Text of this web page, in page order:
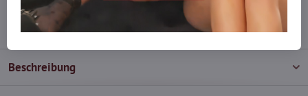
info​@everlady​.eu
Beschreibung